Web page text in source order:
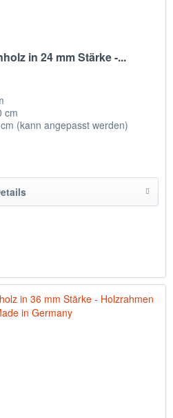
in 24 mm Stärke -...
cm
(kann angepasst werden)